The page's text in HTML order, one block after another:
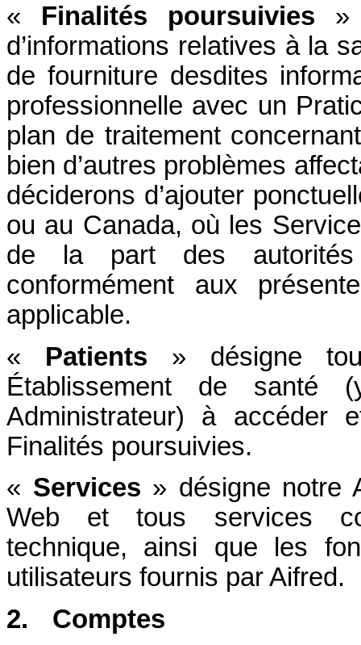
« Finalités poursuivies »
d’informations relatives à la
de fourniture desdites
professionnelle avec un
plan de traitement
bien d’autres problèmes
déciderons d’ajouter
ou au Canada, où les
de la part des autorités
conformément aux
applicable.
« Patients » désigne
Établissement de
Administrateur) à
Finalités poursuivies.
« Services » désigne notre
Web et tous services
technique, ainsi que les
utilisateurs fournis par Aifred.
2.
Comptes